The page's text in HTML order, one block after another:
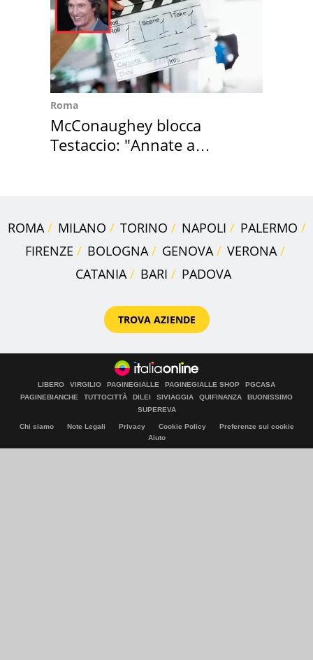
Roma
McConaughey blocca
Testaccio: "Annate a
ROMA MILANO TORINO NAPOLI
PALERMO
FIRENZE
BOLOGNA GENOVA
VERONA
CATANIA
BARI PADOVA
TROVA AZIENDE
LIBERO VIRGILIO PAGINEGIALLE PAGINEGIALLE SHOP
PGCASA
PAGINEBIANCHE
TUTTOCITTÀ DILEI SIVIAGGIA QUIFINANZA
BUONISSIMO
SUPEREVA
Chi siamo Note Legali Privacy Cookie Policy
Preferenze sui cookie
Aiuto